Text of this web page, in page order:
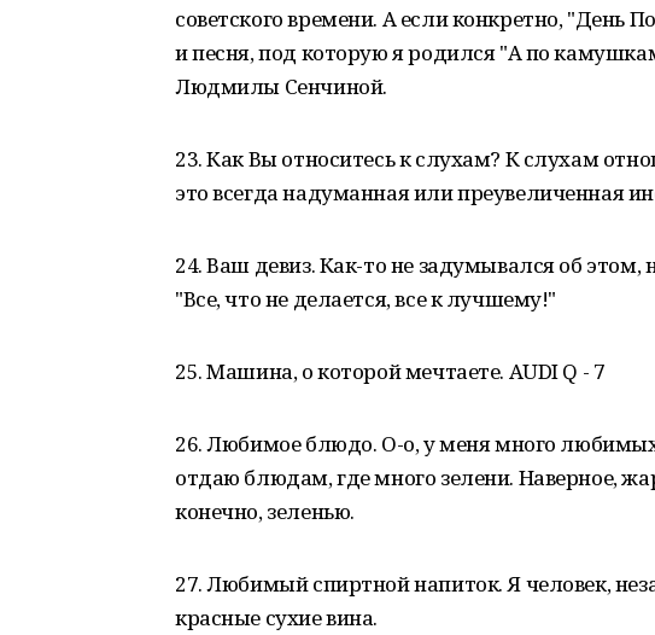
советского времени. А если конкретно, "День
и песня, под которую я родился "А по
Людмилы Сенчиной.
23. Как Вы относитесь к слухам? К слухам
это всегда надуманная или преувеличенная
24. Ваш девиз. Как-то не задумывался об этом,
"Все, что не делается, все к лучшему!"
25. Машина, о которой мечтаете. AUDI Q - 7
26. Любимое блюдо. О-о, у меня много
отдаю блюдам, где много зелени. Наверное,
конечно, зеленью.
27. Любимый спиртной напиток. Я человек,
красные сухие вина.